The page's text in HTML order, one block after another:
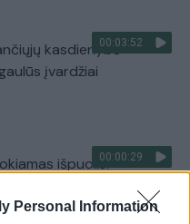
Personal Information
00:03:52
kasdienybė –
įvardžiai
00:00:29
išpuolis: